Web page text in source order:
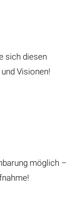
sich diesen
Visionen!
möglich –